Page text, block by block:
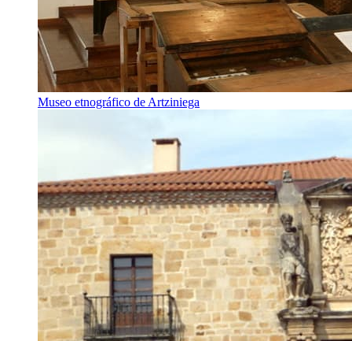
Museo etnográfico de Artziniega